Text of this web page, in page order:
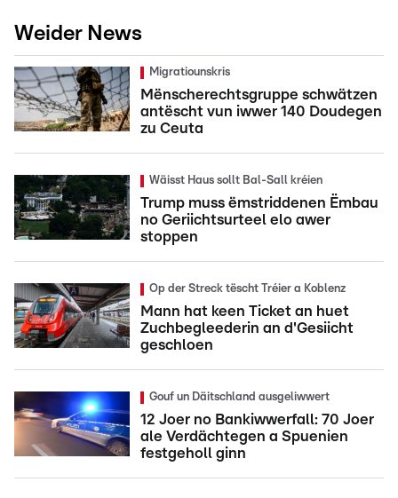
Weider News
Migratiounskris
Mënscherechtsgruppe schwätzen
antëscht vun iwwer 140 Doudegen
zu Ceuta
Wäisst Haus sollt Bal-Sall kréien
Trump muss ëmstriddenen Ëmbau
no Geriichtsurteel elo awer
stoppen
Op der Streck tëscht Tréier a Koblenz
Mann hat keen Ticket an huet
Zuchbegleederin an d'Gesiicht
geschloen
Gouf un Däitschland ausgeliwwert
12 Joer no Bankiwwerfall: 70 Joer
ale Verdächtegen a Spuenien
festgeholl ginn